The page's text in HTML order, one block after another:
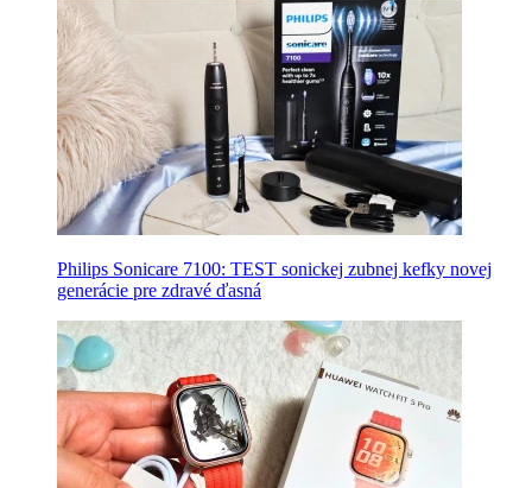
Philips Sonicare 7100: TEST sonickej zubnej kefky novej
generácie pre zdravé ďasná